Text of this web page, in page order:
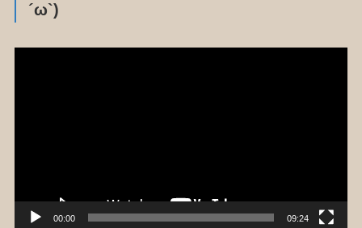
´ω`)
00:00 09:24